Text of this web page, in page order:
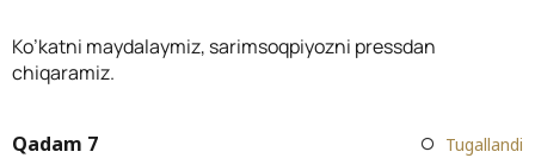
Ko’katni maydalaymiz, sarimsoqpiyozni pressdan
chiqaramiz.
Qadam 7 Tugallandi